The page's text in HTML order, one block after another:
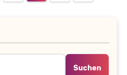
Suchen